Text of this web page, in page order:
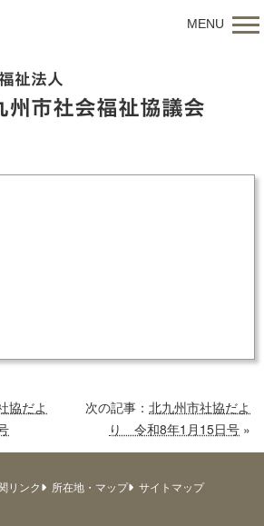
MENU
協だよ
次の記事： 北九州市社協だよ
り 令和8年1月15日号 »
リンク 所在地・マップ
サイトマップ